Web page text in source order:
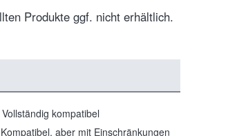
Produkte ggf. nicht erhältlich.
Vollständig kompatibel
Kompatibel, aber mit Einschränkungen